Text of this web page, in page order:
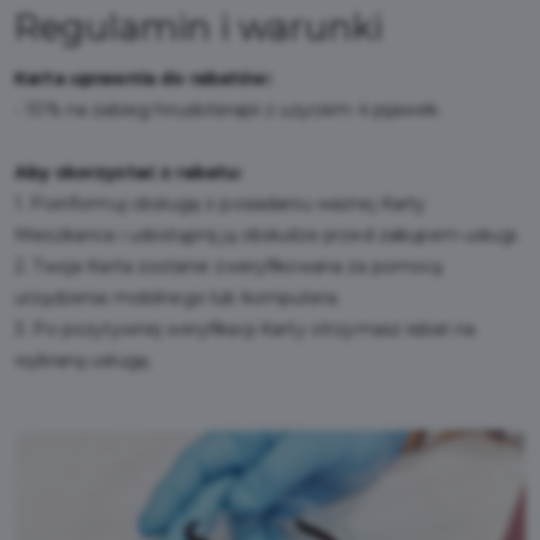
Regulamin i warunki
Karta uprawnia do rabatów:
- 10% na zabieg hirudoterapii z użyciem 4 pijawek.
Aby skorzystać z rabatu:
1. Poinformuj obsługę o posiadaniu ważnej Karty
Mieszkańca i udostępnij ją obsłudze przed zakupem usługi.
2. Twoja Karta zostanie zweryfikowana za pomocą
urządzenia mobilnego lub komputera.
3. Po pozytywnej weryfikacji Karty otrzymasz rabat na
wybraną usługę.